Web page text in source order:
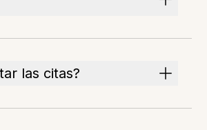
las citas?